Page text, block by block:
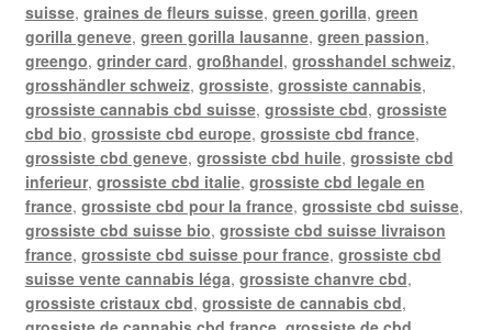
suisse, graines de fleurs suisse, green gorilla, green
gorilla geneve, green gorilla lausanne, green passion,
greengo, grinder card, großhandel, grosshandel schweiz,
grosshändler schweiz, grossiste, grossiste cannabis,
grossiste cannabis cbd suisse, grossiste cbd, grossiste
cbd bio, grossiste cbd europe, grossiste cbd france,
grossiste cbd geneve, grossiste cbd huile, grossiste cbd
inferieur, grossiste cbd italie, grossiste cbd legale en
france, grossiste cbd pour la france, grossiste cbd suisse,
grossiste cbd suisse bio, grossiste cbd suisse livraison
france, grossiste cbd suisse pour france, grossiste cbd
suisse vente cannabis léga, grossiste chanvre cbd,
grossiste cristaux cbd, grossiste de cannabis cbd,